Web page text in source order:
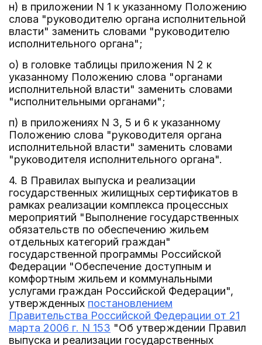
н) в приложении N 1 к указанному Положению
слова "руководителю органа исполнительной
власти" заменить словами "руководителю
исполнительного органа";
о) в головке таблицы приложения N 2 к
указанному Положению слова "органами
исполнительной власти" заменить словами
"исполнительными органами";
п) в приложениях N 3, 5 и 6 к указанному
Положению слова "руководителя органа
исполнительной власти" заменить словами
"руководителя исполнительного органа".
4. В Правилах выпуска и реализации
государственных жилищных сертификатов в
рамках реализации комплекса процессных
мероприятий "Выполнение государственных
обязательств по обеспечению жильем
отдельных категорий граждан"
государственной программы Российской
Федерации "Обеспечение доступным и
комфортным жильем и коммунальными
услугами граждан Российской Федерации",
утвержденных постановлением
Правительства Российской Федерации от 21
марта 2006 г. N 153 "Об утверждении Правил
выпуска и реализации государственных